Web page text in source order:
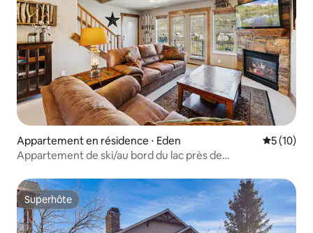
Appartement en résidence ⋅ Eden
5 (10)
Appartement de ski/au bord du lac près de
Superhôte
Superhôte